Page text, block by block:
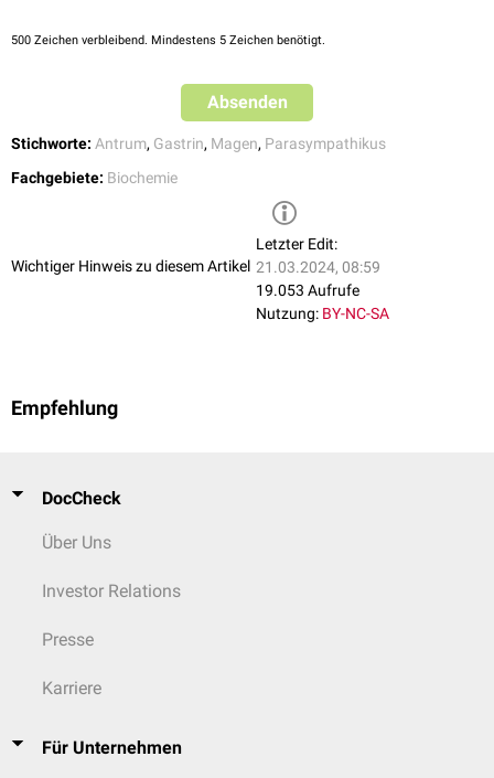
500 Zeichen verbleibend. Mindestens 5 Zeichen benötigt.
Absenden
Stichworte: Antrum, Gastrin, Magen, Parasympathikus
Fachgebiete: Biochemie
Wichtiger Hinweis zu diesem Artikel
Letzter Edit:
21.03.2024, 08:59
19.053 Aufrufe
Nutzung: BY-NC-SA
Empfehlung
DocCheck
Über Uns
Investor Relations
Presse
Karriere
Für Unternehmen